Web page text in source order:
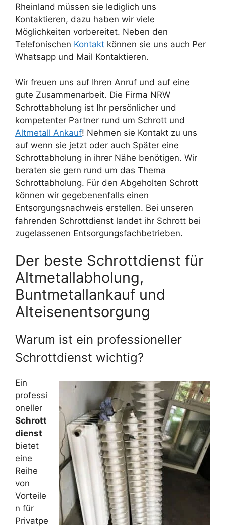
Rheinland müssen sie lediglich uns
Kontaktieren, dazu haben wir viele
Möglichkeiten vorbereitet. Neben den
Telefonischen Kontakt können sie uns auch Per
Whatsapp und Mail Kontaktieren.
Wir freuen uns auf Ihren Anruf und auf eine
gute Zusammenarbeit. Die Firma NRW
Schrottabholung ist Ihr persönlicher und
kompetenter Partner rund um Schrott und
Altmetall Ankauf! Nehmen sie Kontakt zu uns
auf wenn sie jetzt oder auch Später eine
Schrottabholung in ihrer Nähe benötigen. Wir
beraten sie gern rund um das Thema
Schrottabholung. Für den Abgeholten Schrott
können wir gegebenenfalls einen
Entsorgungsnachweis erstellen. Bei unseren
fahrenden Schrottdienst landet ihr Schrott bei
zugelassenen Entsorgungsfachbetrieben.
Der beste Schrottdienst für
Altmetallabholung,
Buntmetallankauf und
Alteisenentsorgung
Warum ist ein professioneller
Schrottdienst wichtig?
Ein
professi
oneller
Schrott
dienst
bietet
eine
Reihe
von
Vorteile
n für
Privatpe